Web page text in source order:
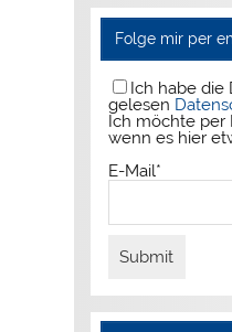
Folge mir per
Ich habe die
gelesen
Ich möchte per
wenn es hier
E-Mail*